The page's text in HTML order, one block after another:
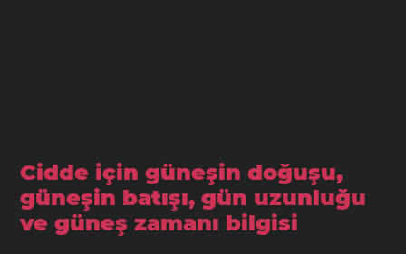
Cidde için güneşin doğuşu,
güneşin batışı, gün uzunluğu
ve güneş zamanı bilgisi